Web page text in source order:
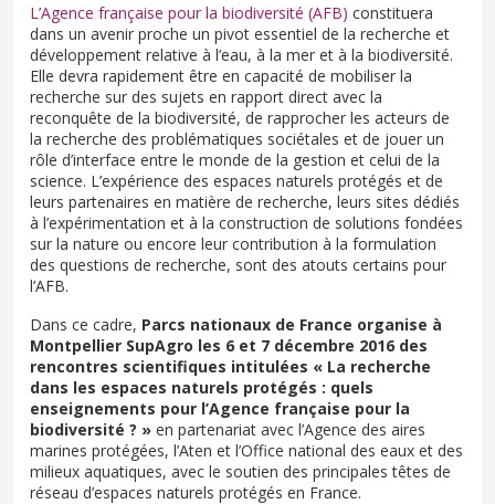
L’Agence française pour la biodiversité (AFB) constituera
dans un avenir proche un pivot essentiel de la recherche et
développement relative à l’eau, à la mer et à la biodiversité.
Elle devra rapidement être en capacité de mobiliser la
recherche sur des sujets en rapport direct avec la
reconquête de la biodiversité, de rapprocher les acteurs de
la recherche des problématiques sociétales et de jouer un
rôle d’interface entre le monde de la gestion et celui de la
science. L’expérience des espaces naturels protégés et de
leurs partenaires en matière de recherche, leurs sites dédiés
à l’expérimentation et à la construction de solutions fondées
sur la nature ou encore leur contribution à la formulation
des questions de recherche, sont des atouts certains pour
l’AFB.
Dans ce cadre, Parcs nationaux de France organise à
Montpellier SupAgro les 6 et 7 décembre 2016 des
rencontres scientifiques intitulées « La recherche
dans les espaces naturels protégés : quels
enseignements pour l’Agence française pour la
biodiversité ? » en partenariat avec l’Agence des aires
marines protégées, l’Aten et l’Office national des eaux et des
milieux aquatiques, avec le soutien des principales têtes de
réseau d’espaces naturels protégés en France.